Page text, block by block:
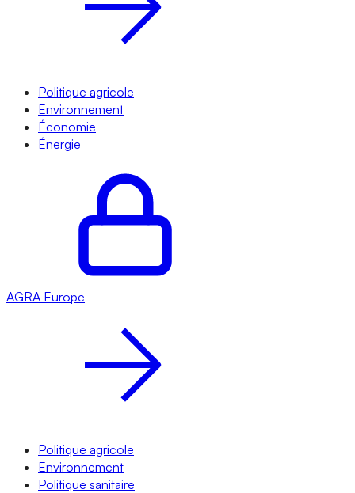
Politique agricole
Environnement
Économie
Énergie
AGRA Europe
Politique agricole
Environnement
Politique sanitaire